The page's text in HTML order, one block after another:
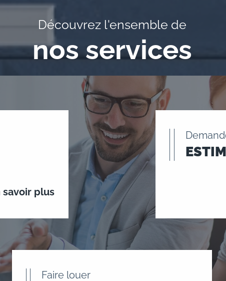
Découvrez l'ensemble de
nos services
savoir plus
Faire louer